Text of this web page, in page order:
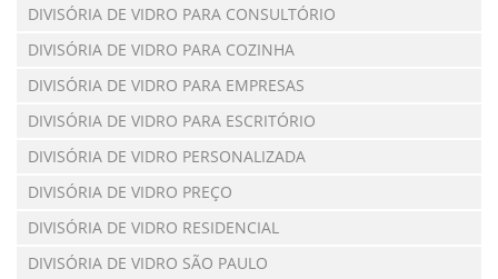
DIVISÓRIA DE VIDRO PARA CONSULTÓRIO
DIVISÓRIA DE VIDRO PARA COZINHA
DIVISÓRIA DE VIDRO PARA EMPRESAS
DIVISÓRIA DE VIDRO PARA ESCRITÓRIO
DIVISÓRIA DE VIDRO PERSONALIZADA
DIVISÓRIA DE VIDRO PREÇO
DIVISÓRIA DE VIDRO RESIDENCIAL
DIVISÓRIA DE VIDRO SÃO PAULO